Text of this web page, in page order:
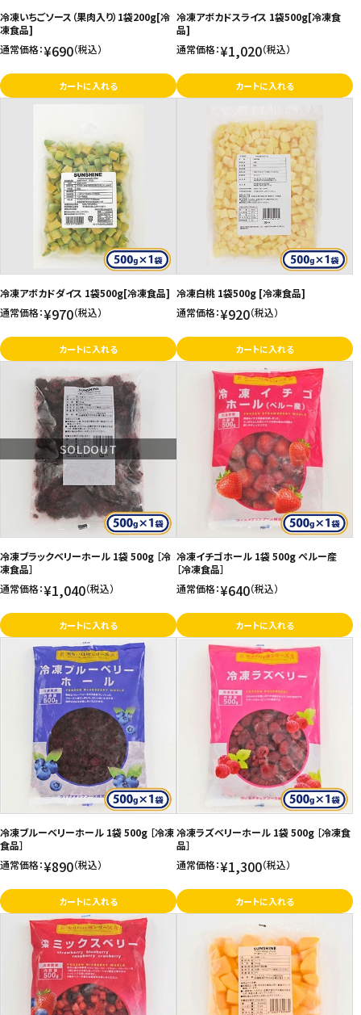
お問い合わせ
特定商取引法表示について
利用規約
冷凍いちごソース（果肉入り）1袋200g[冷
凍食品]
通常価格：¥690（税込）
カートに入れる
冷凍アボカドスライス 1袋500g[冷凍食
品]
通常価格：¥1,020（税込）
カートに入れる
冷凍アボカドダイス 1袋500g[冷凍食品]
通常価格：¥970（税込）
カートに入れる
冷凍白桃 1袋500g [冷凍食品]
通常価格：¥920（税込）
カートに入れる
SOLDOUT
冷凍ブラックベリーホール 1袋 500g ［冷
凍食品］
通常価格：¥1,040（税込）
カートに入れる
冷凍イチゴホール 1袋 500g ペルー産
［冷凍食品］
通常価格：¥640（税込）
カートに入れる
冷凍ブルーベリーホール 1袋 500g ［冷凍
食品］
通常価格：¥890（税込）
カートに入れる
冷凍ラズベリーホール 1袋 500g ［冷凍食
品］
通常価格：¥1,300（税込）
カートに入れる